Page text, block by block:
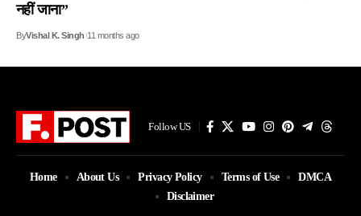
नहीं जाना”
ByVishal K. Singh 11 months ago
Follow US
Home About Us Privacy Policy Terms of Use
DMCA
Disclaimer